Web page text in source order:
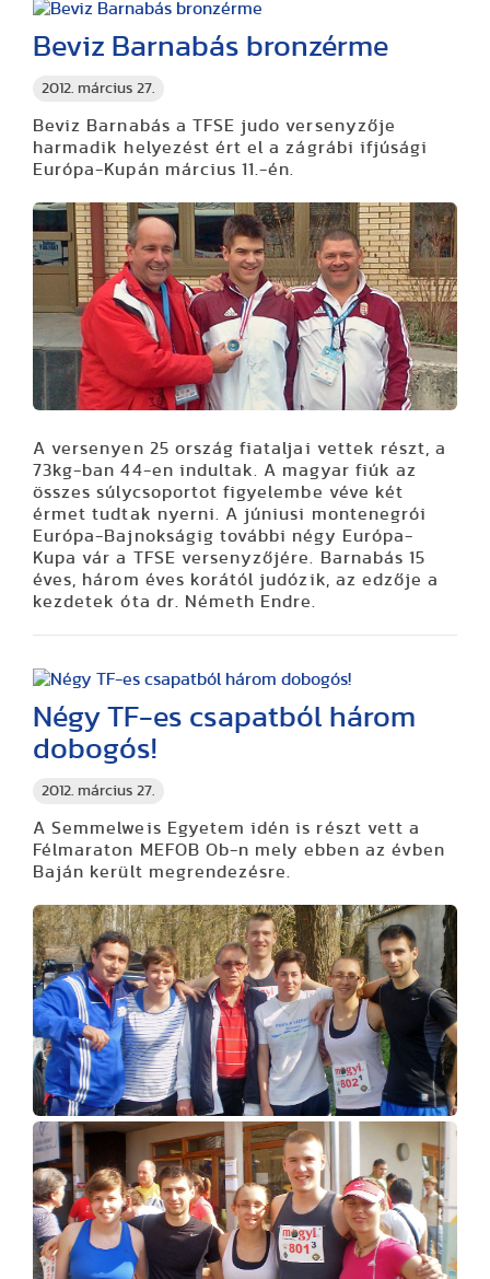
2012. március 27.
Beviz Barnabás bronzérme
Beviz Barnabás a TFSE judo versenyzője
harmadik helyezést ért el a zágrábi ifjúsági
Európa-Kupán március 11.-én.
A versenyen 25 ország fiataljai vettek részt, a
73kg-ban 44-en indultak. A magyar fiúk az
összes súlycsoportot figyelembe véve két
érmet tudtak nyerni. A júniusi montenegrói
Európa-Bajnokságig további négy Európa-
Kupa vár a TFSE versenyzőjére. Barnabás 15
éves, három éves korától judózik, az edzője a
kezdetek óta dr. Németh Endre.
2012. március 27.
Négy TF-es csapatból három
dobogós!
A Semmelweis Egyetem idén is részt vett a
Félmaraton MEFOB Ob-n mely ebben az évben
Baján került megrendezésre.